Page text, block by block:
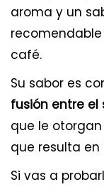
aroma y un
café.
Su sabor es
fusión entre
que le
que resulta
Si vas a